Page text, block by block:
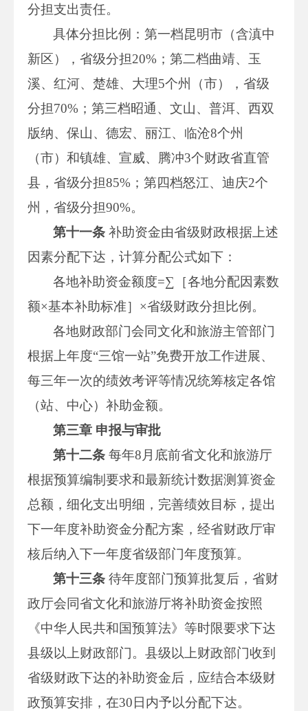
分担支出责任。
具体分担比例：第一档昆明市（含滇中
新区），省级分担20%；第二档曲靖、玉
溪、红河、楚雄、大理5个州（市），省级
分担70%；第三档昭通、文山、普洱、西双
版纳、保山、德宏、丽江、临沧8个州
（市）和镇雄、宣威、腾冲3个财政省直管
县，省级分担85%；第四档怒江、迪庆2个
州，省级分担90%。
第十一条 补助资金由省级财政根据上述
因素分配下达，计算分配公式如下：
各地补助资金额度=∑［各地分配因素数
额×基本补助标准］×省级财政分担比例。
各地财政部门会同文化和旅游主管部门
根据上年度“三馆一站”免费开放工作进展、
每三年一次的绩效考评等情况统筹核定各馆
（站、中心）补助金额。
第三章 申报与审批
第十二条 每年8月底前省文化和旅游厅
根据预算编制要求和最新统计数据测算资金
总额，细化支出明细，完善绩效目标，提出
下一年度补助资金分配方案，经省财政厅审
核后纳入下一年度省级部门年度预算。
第十三条 待年度部门预算批复后，省财
政厅会同省文化和旅游厅将补助资金按照
《中华人民共和国预算法》等时限要求下达
县级以上财政部门。县级以上财政部门收到
省级财政下达的补助资金后，应结合本级财
政预算安排，在30日内予以分配下达。